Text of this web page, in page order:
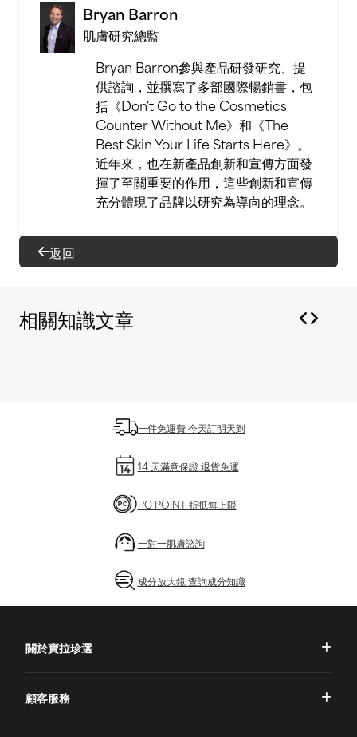
Bryan Barron
肌膚研究總監
Bryan Barron參與產品研發研究、提
供諮詢，並撰寫了多部國際暢銷書，包
括《Don't Go to the Cosmetics
Counter Without Me》和《The
Best Skin Your Life Starts Here》。
近年來，也在新產品創新和宣傳方面發
揮了至關重要的作用，這些創新和宣傳
充分體現了品牌以研究為導向的理念。
返回
相關知識文章
一件免運費 今天訂明天到
14 天滿意保證 退貨免運
PC POINT 折抵無上限
一對一肌膚諮詢
成分放大鏡 查詢成分知識
關於寶拉珍選
顧客服務